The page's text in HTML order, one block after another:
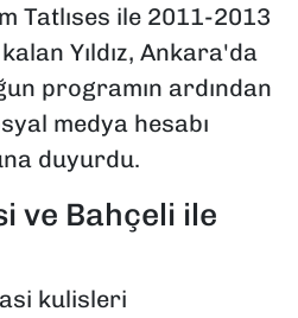
Tatlıses ile 2011-2013
Yıldız, Ankara'da
programın ardından
medya hesabı
duyurdu.
ve Bahçeli ile
kulisleri